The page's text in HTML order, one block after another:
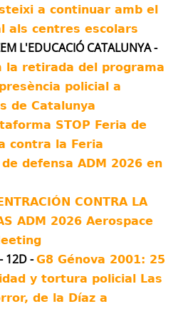
@kenroth · 20 Jul
applications by
are being denied by
sparking fears of being
on the front lines.
21 Twitter
MOC València Retuiteado
@_bvdm 16 Jul
months since the
bombing.
and a Pentagon source
blames "human
a continuar amb el
als centres escolars
L'EDUCACIÓ CATALUNYA -
la retirada del programa
policial a
de Catalunya
STOP Feria de
contra la Feria
defensa ADM 2026 en
CONTRA LA
ADM 2026 Aerospace
12D -G8 Génova 2001: 25
y tortura policial Las
de la Díaz a